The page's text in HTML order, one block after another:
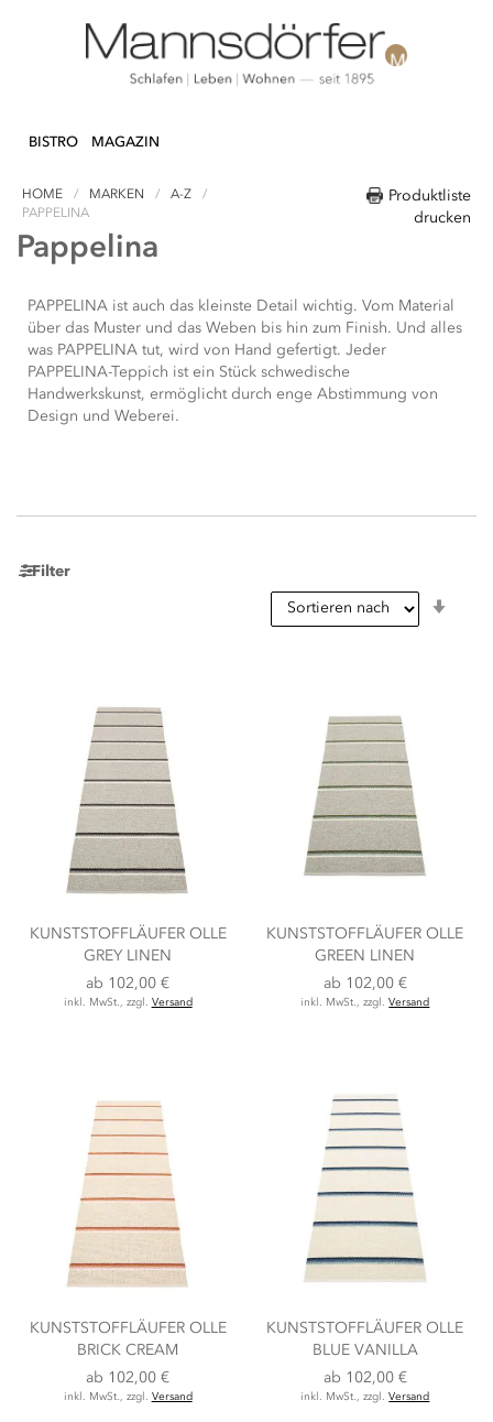
zum
BISTRO MAGAZIN
Produktliste
drucken
HOME MARKEN
A-Z
PAPPELINA
Pappelina
PAPPELINA ist auch das kleinste Detail wichtig. Vom Material
über das Muster und das Weben bis hin zum Finish. Und alles
was PAPPELINA tut, wird von Hand gefertigt. Jeder
PAPPELINA-Teppich ist ein Stück schwedische
Handwerkskunst, ermöglicht durch enge Abstimmung von
Design und Weberei.
Filter
KUNSTSTOFFLÄUFER OLLE
GREY LINEN
ab 102,00 €
inkl. MwSt., zzgl. Versand
KUNSTSTOFFLÄUFER OLLE
GREEN LINEN
ab 102,00 €
inkl. MwSt., zzgl.Versand
KUNSTSTOFFLÄUFER OLLE
BRICK CREAM
ab 102,00 €
inkl. MwSt., zzgl. Versand
KUNSTSTOFFLÄUFER OLLE
BLUE VANILLA
ab 102,00 €
inkl. MwSt., zzgl.Versand